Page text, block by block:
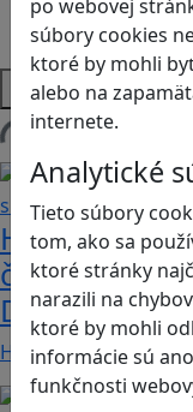
po webovej
súbory cookies
ktoré by mohli
alebo na
internete.
Analytické
Tieto súbory
tom, ako sa
ktoré stránky
narazili na
ktoré by mohli
informácie sú
funkčnosti
Strategické
Zdravie a
Platformy
Heritage
časov, keď
Dunaj
Heritage Quest AR